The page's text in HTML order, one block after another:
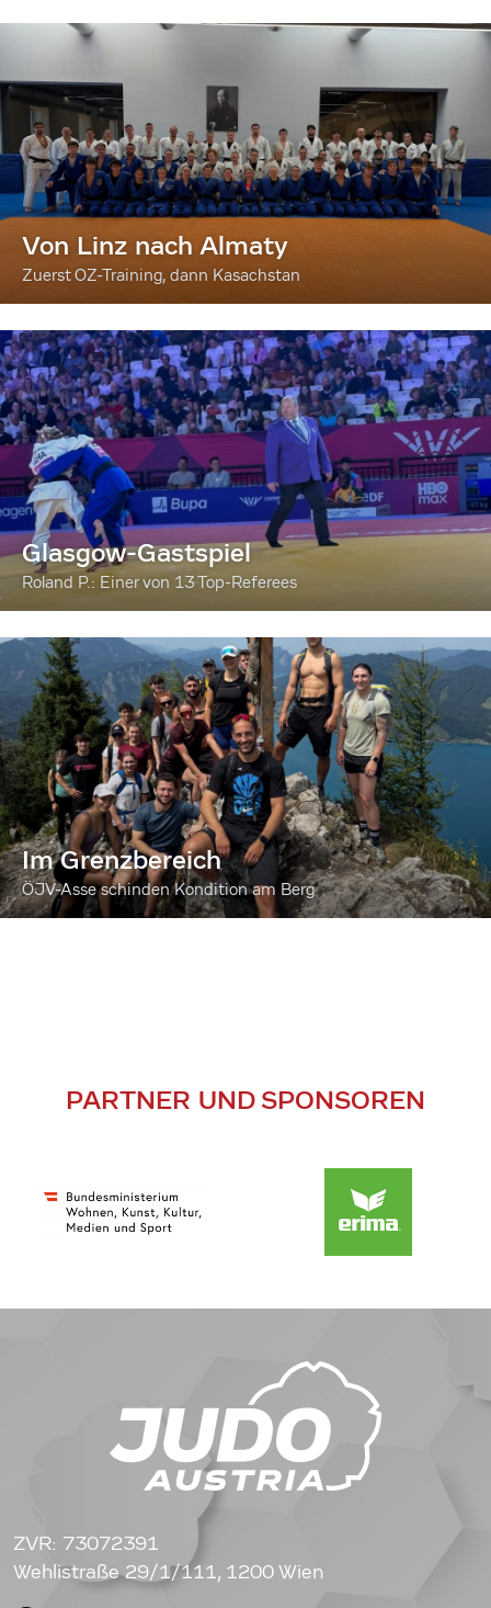
Von Linz nach Almaty
Zuerst OZ-Training, dann Kasachstan
Glasgow-Gastspiel
Roland P.: Einer von 13 Top-Referees
Im Grenzbereich
ÖJV-Asse schinden Kondition am Berg
PARTNER UND SPONSOREN
ZVR: 73072391
Wehlistraße 29/1/111, 1200 Wien